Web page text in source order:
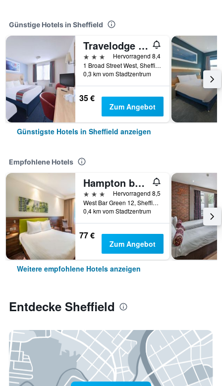
Günstige Hotels in Sheffield
Travelodge Sheffield Central
3 Sterne
Hervorragend 8,4
1 Broad Street West, Sheffield, Großbritannien
0,3 km vom Stadtzentrum
35 €
Zum Angebot
Günstigste Hotels in Sheffield anzeigen
Empfohlene Hotels
Hampton by Hilton Sheffield
3 Sterne
Hervorragend 8,5
West Bar Green 12, Sheffield, Großbritannien
0,4 km vom Stadtzentrum
77 €
Zum Angebot
Weitere empfohlene Hotels anzeigen
Entdecke Sheffield